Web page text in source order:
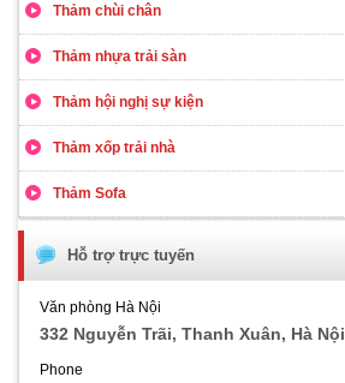
Thảm chùi chân
Thảm nhựa trải sàn
Thảm hội nghị sự kiện
Thảm xốp trải nhà
Thảm Sofa
Hỗ trợ trực tuyến
Văn phòng Hà Nội
332 Nguyễn Trãi, Thanh Xuân, Hà Nội
Phone